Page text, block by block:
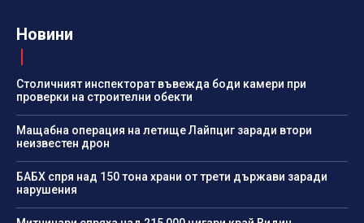
Новини
Столичният инспекторат въвежда боди камери при
проверки на строителни обекти
Мащабна операция на летище Лайпциг заради втори
неизвестен дрон
БАБХ спря над 150 тона храни от трети държави заради
нарушения